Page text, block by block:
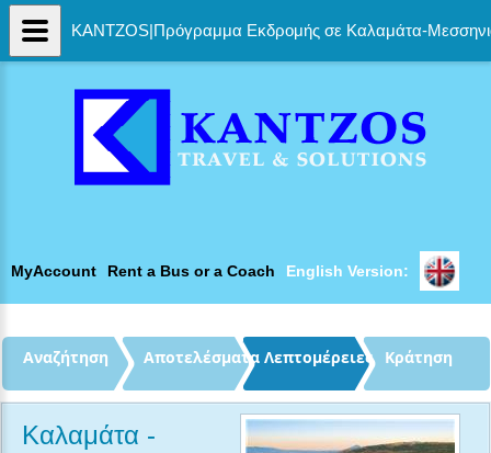
MyAccount Rent a Bus or a Coach English Version:
KANTZOS|Πρόγραμμα Εκδρομής σε Καλαμάτα-